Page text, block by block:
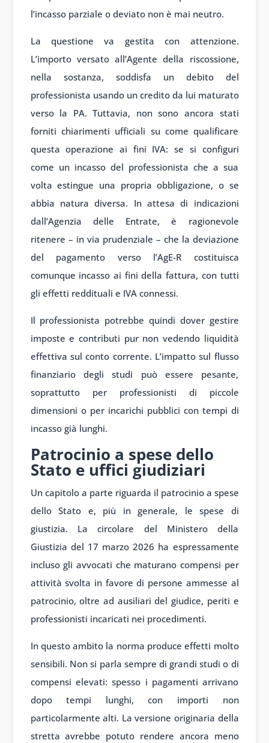
l’incasso parziale o deviato non è mai neutro.
La questione va gestita con attenzione.
L’importo versato all’Agente della riscossione,
nella sostanza, soddisfa un debito del
professionista usando un credito da lui maturato
verso la PA. Tuttavia, non sono ancora stati
forniti chiarimenti ufficiali su come qualificare
questa operazione ai fini IVA: se si configuri
come un incasso del professionista che a sua
volta estingue una propria obbligazione, o se
abbia natura diversa. In attesa di indicazioni
dall’Agenzia delle Entrate, è ragionevole
ritenere – in via prudenziale – che la deviazione
del pagamento verso l’AgE-R costituisca
comunque incasso ai fini della fattura, con tutti
gli effetti reddituali e IVA connessi.
Il professionista potrebbe quindi dover gestire
imposte e contributi pur non vedendo liquidità
effettiva sul conto corrente. L’impatto sul flusso
finanziario degli studi può essere pesante,
soprattutto per professionisti di piccole
dimensioni o per incarichi pubblici con tempi di
incasso già lunghi.
Patrocinio a spese dello
Stato e uffici giudiziari
Un capitolo a parte riguarda il patrocinio a spese
dello Stato e, più in generale, le spese di
giustizia. La circolare del Ministero della
Giustizia del 17 marzo 2026 ha espressamente
incluso gli avvocati che maturano compensi per
attività svolta in favore di persone ammesse al
patrocinio, oltre ad ausiliari del giudice, periti e
professionisti incaricati nei procedimenti.
In questo ambito la norma produce effetti molto
sensibili. Non si parla sempre di grandi studi o di
compensi elevati: spesso i pagamenti arrivano
dopo tempi lunghi, con importi non
particolarmente alti. La versione originaria della
stretta avrebbe potuto rendere ancora meno